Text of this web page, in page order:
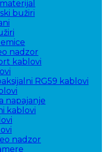
bužiri
nadzor
kablovi
RG59 kablovi
napajanje
kablovi
nadzor